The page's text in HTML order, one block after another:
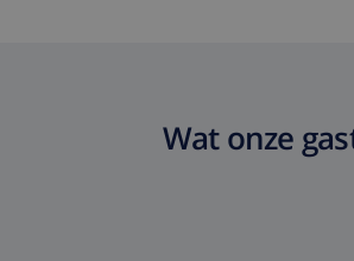
Wat onze